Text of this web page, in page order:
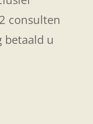
consulten
betaald u